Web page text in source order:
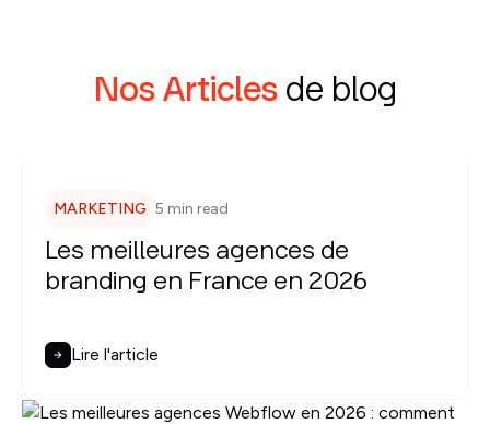
Nos Articlesde blog
MARKETING 5 min read
Les meilleures agences de
branding en France en 2026
Lire l'article